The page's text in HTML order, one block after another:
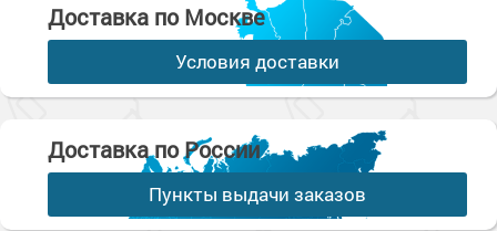
Доставка по Москве
Условия доставки
Доставка по России
Пункты выдачи заказов